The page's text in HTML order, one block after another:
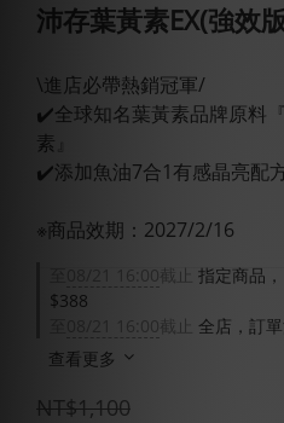
沛存葉黃素EX(強效
\進店必帶熱銷冠軍/
✔️全球知名葉黃素品牌原料
素』
✔️添加魚油7合1有感晶亮配
※商品效期：2027/2/16
08/21 16:00截止 指定商品
$388
08/21 16:00截止 全店，訂
查看更多
NT$1,100